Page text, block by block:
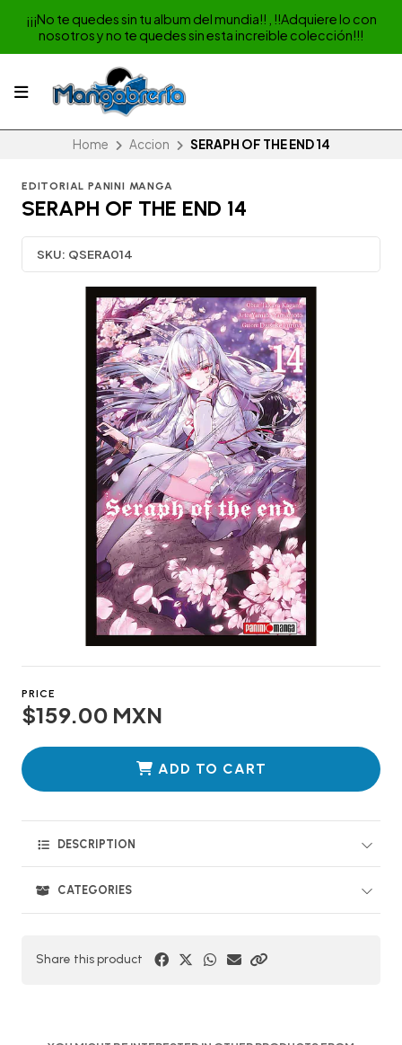
¡¡¡No te quedes sin tu album del mundia!! , !!Adquiere lo con
nosotros y no te quedes sin esta increible colección!!!
Home Accion SERAPH OF THE END 14
EDITORIAL PANINI MANGA
SERAPH OF THE END 14
SKU: QSERA014
PRICE
$159.00 MXN
ADD TO CART
DESCRIPTION
CATEGORIES
Share this product